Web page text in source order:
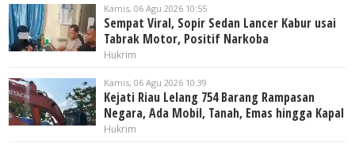
Kamis, 06 Agu 2026 10:55
Sempat Viral, Sopir Sedan Lancer Kabur usai
Tabrak Motor, Positif Narkoba
Hukrim
Kamis, 06 Agu 2026 10:39
Kejati Riau Lelang 754 Barang Rampasan
Negara, Ada Mobil, Tanah, Emas hingga Kapal
Hukrim